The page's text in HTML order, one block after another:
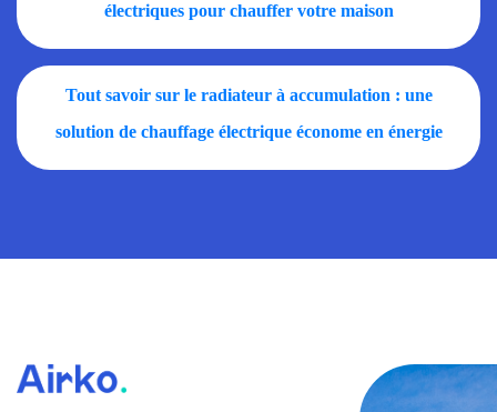
électriques pour chauffer votre maison
Tout savoir sur le radiateur à accumulation : une
solution de chauffage électrique économe en énergie